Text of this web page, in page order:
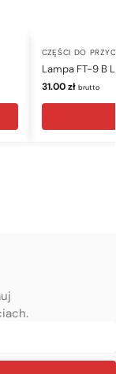
CZĘŚCI DO
Lampa FT-9 B
31.00zł brutto